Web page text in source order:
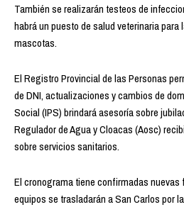
También se realizarán testeos de
habrá un puesto de salud veterinaria
mascotas.
El Registro Provincial de las Personas
de DNI, actualizaciones y cambios de
Social (IPS) brindará asesoría sobre
Regulador de Agua y Cloacas (Aosc)
sobre servicios sanitarios.
El cronograma tiene confirmadas nuevas
equipos se trasladarán a San Carlos por